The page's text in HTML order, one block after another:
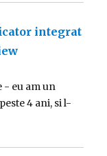
integrat
- eu am un
4 ani, si l-